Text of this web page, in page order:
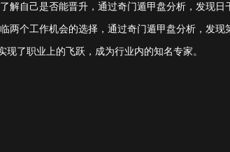
了解自己是否能晋升，通过奇门遁甲盘分析，发现
临两个工作机会的选择，通过奇门遁甲盘分析，发
现了职业上的飞跃，成为行业内的知名专家。